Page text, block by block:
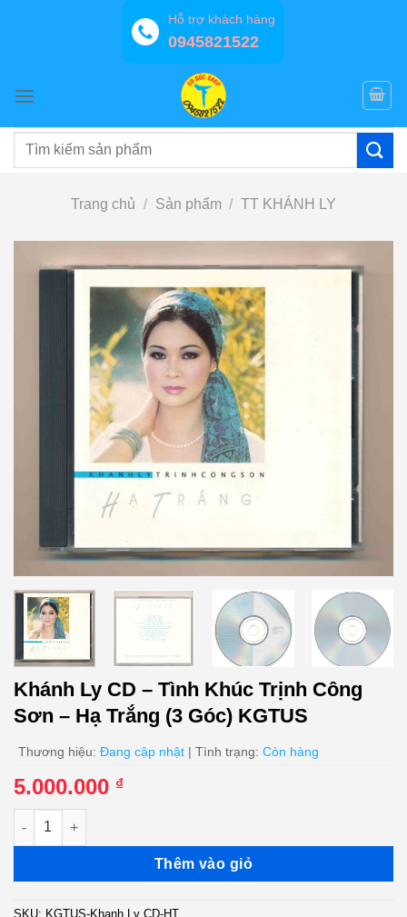
Hỗ trợ khách hàng
0945821522
Tìm
Trang chủ / Sản phẩm / TT KHÁNH LY
Khánh Ly CD – Tình Khúc Trịnh Công
Sơn – Hạ Trắng (3 Góc) KGTUS
Thương hiệu: Đang cập nhật | Tình trạng: Còn hàng
5.000.000 ₫
Khánh Ly CD - Tình Khúc Trịnh Công Sơn - Hạ Trắng (3 Góc)
Thêm vào giỏ
SKU: KGTUS-Khanh Ly CD-HT